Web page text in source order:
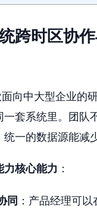
跨时区协
向中大型企业的
一套系统里。团
一的数据源能减
力核心能力 ：
同 ：产品经理可